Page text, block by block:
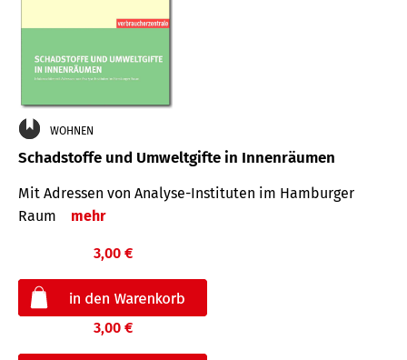
WOHNEN
Schadstoffe und Umweltgifte in Innenräumen
Mit Adressen von Analyse-Insti­tuten im Hamburger
Raum
mehr
3,00 €
3,00 €